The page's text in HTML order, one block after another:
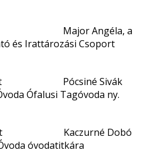
Major Angéla, a
és Irattározási Csoport
Pócsiné Sivák
Ófalusi Tagóvoda ny.
Kaczurné Dobó
óvodatitkára